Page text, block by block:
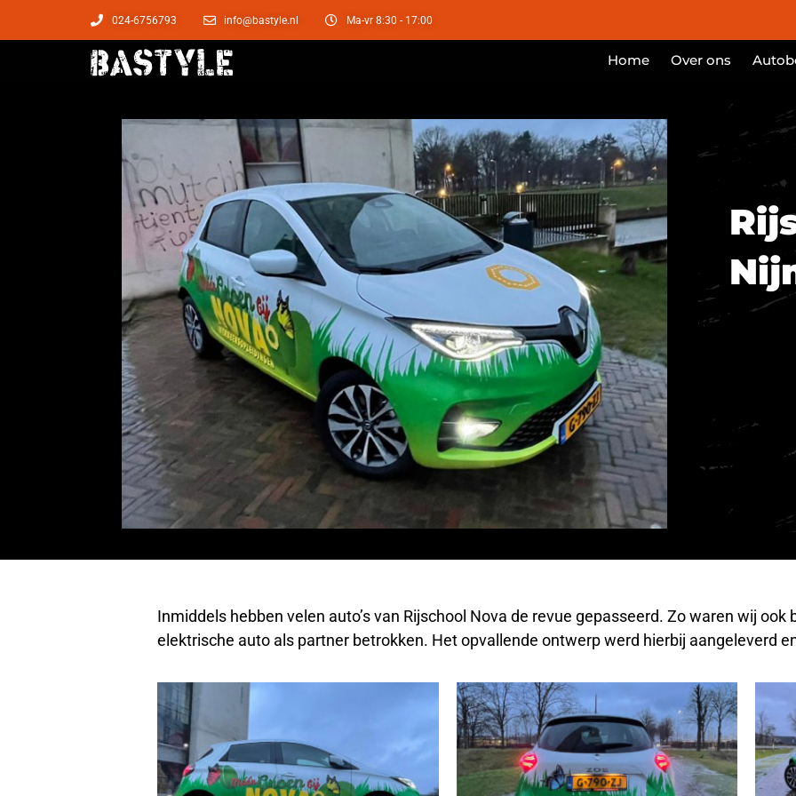
024-6756793 info@bastyle.nl Ma-vr 8:30 - 17:00
Home Over ons
Inmiddels hebben velen auto’s van Rijschool Nova de revue gepasseerd. Zo waren wij ook
elektrische auto als partner betrokken. Het opvallende ontwerp werd hierbij aangeleverd